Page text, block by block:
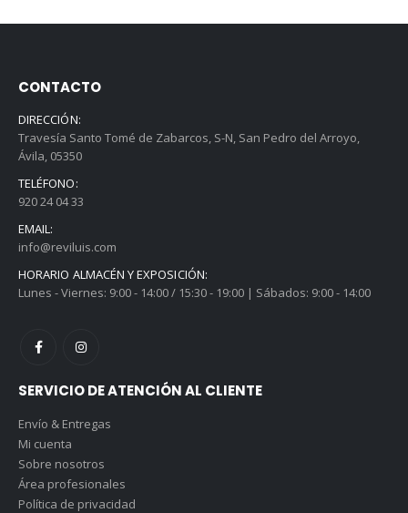
CONTACTO
DIRECCIÓN:
Travesía Santo Tomé de Zabarcos, S-N, San Pedro del Arroyo,
Ávila, 05350
TELÉFONO:
920 24 04 33
EMAIL:
info@reviluis.com
HORARIO ALMACÉN Y EXPOSICIÓN:
Lunes - Viernes: 9:00 - 14:00 / 15:30 - 19:00 | Sábados: 9:00 - 14:00
SERVICIO DE ATENCIÓN AL CLIENTE
Envío & Entregas
Mi cuenta
Sobre nosotros
Área profesionales
Política de privacidad